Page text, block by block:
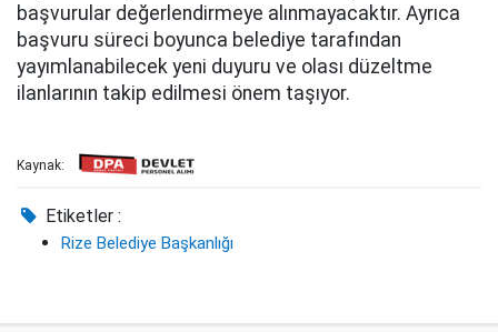
başvurular değerlendirmeye alınmayacaktır. Ayrıca
başvuru süreci boyunca belediye tarafından
yayımlanabilecek yeni duyuru ve olası düzeltme
ilanlarının takip edilmesi önem taşıyor.
Kaynak:
Etiketler :
Rize Belediye Başkanlığı